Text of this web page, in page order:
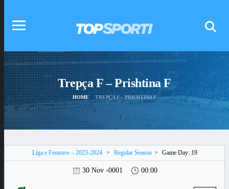
Trepça F – Prishtina F
HOME TREPÇA F – PRISHTINA F
Liga e Femrave – 2023-2024 > Regular Season > Game Day: 19
30 Nov -0001 00:00